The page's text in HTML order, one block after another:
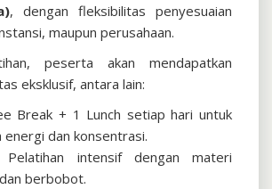
, dengan fleksibilitas penyesuaian
maupun perusahaan.
peserta akan mendapatkan
eksklusif, antara lain:
Break + 1 Lunch setiap hari untuk
energi dan konsentrasi.
intensif dengan materi
berbobot.